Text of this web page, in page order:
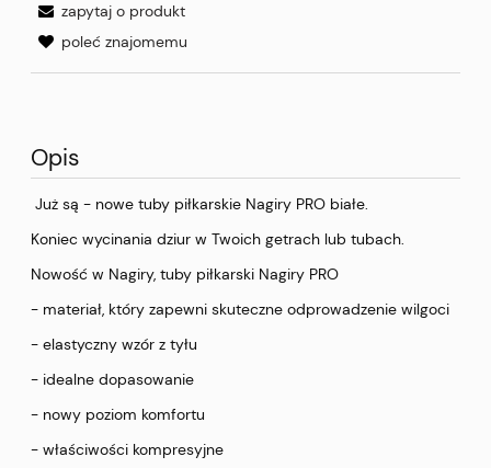
zapytaj o produkt
poleć znajomemu
Opis
Już są - nowe tuby piłkarskie Nagiry PRO białe.
Koniec wycinania dziur w Twoich getrach lub tubach.
Nowość w Nagiry, tuby piłkarski Nagiry PRO
- materiał, który zapewni skuteczne odprowadzenie wilgoci
- elastyczny wzór z tyłu
- idealne dopasowanie
- nowy poziom komfortu
- właściwości kompresyjne